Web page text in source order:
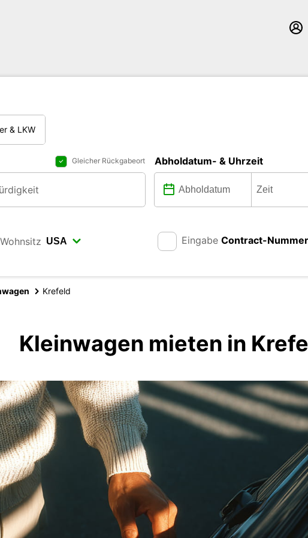
& LKW
Gleicher Rückgabeort Abholdatum- & Uhrzeit
Wohnsitz Eingabe Contract-Nummer
Krefeld
Kleinwagen mieten in